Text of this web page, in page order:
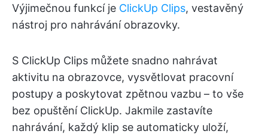
Výjimečnou funkcí je ClickUp Clips, vestavěný
nástroj pro nahrávání obrazovky.
S ClickUp Clips můžete snadno nahrávat
aktivitu na obrazovce, vysvětlovat pracovní
postupy a poskytovat zpětnou vazbu – to vše
bez opuštění ClickUp. Jakmile zastavíte
nahrávání, každý klip se automaticky uloží,